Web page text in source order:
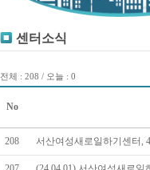
센터소식
전체 : 208 / 오늘 : 0
No
208 서산여성새로일하기센터,